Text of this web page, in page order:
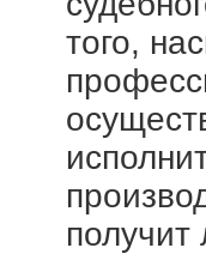
того,
получит